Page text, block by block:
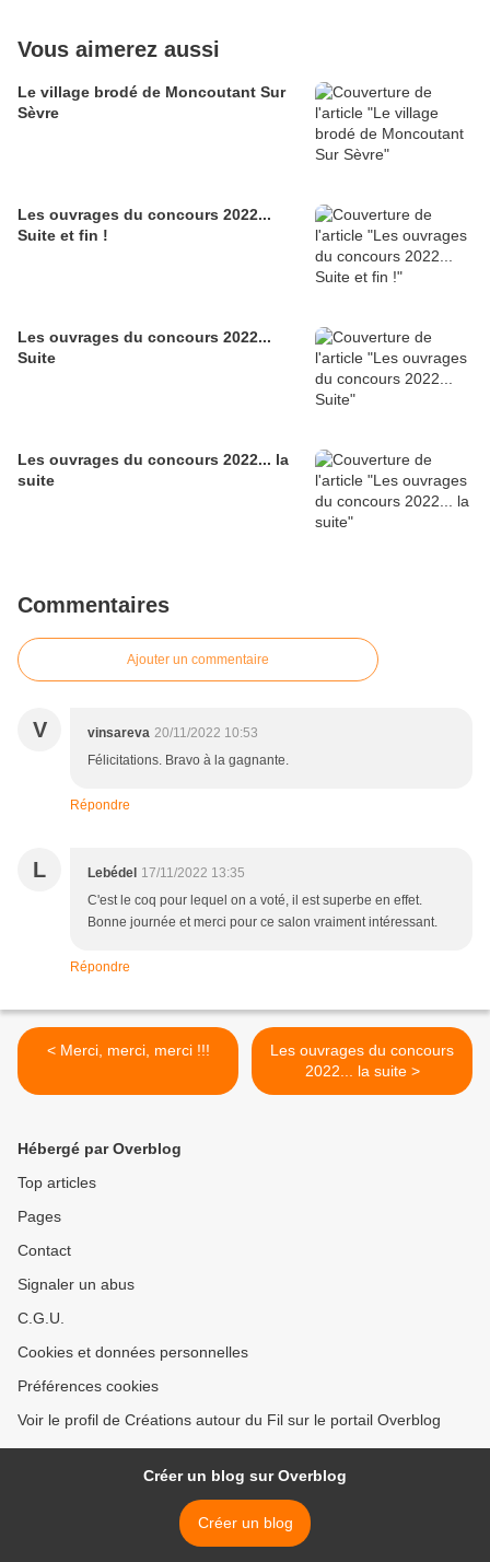
Vous aimerez aussi
Le village brodé de Moncoutant Sur
Sèvre
Les ouvrages du concours 2022...
Suite et fin !
Les ouvrages du concours 2022...
Suite
Les ouvrages du concours 2022... la
suite
Commentaires
Ajouter un commentaire
V vinsareva 20/11/2022 10:53
Félicitations. Bravo à la gagnante.
Répondre
L Lebédel 17/11/2022 13:35
C'est le coq pour lequel on a voté, il est superbe en effet.
Bonne journée et merci pour ce salon vraiment intéressant.
Répondre
< Merci, merci, merci !!!
Les ouvrages du concours
2022... la suite >
Hébergé par Overblog
Top articles
Pages
Contact
Signaler un abus
C.G.U.
Cookies et données personnelles
Préférences cookies
Voir le profil de Créations autour du Fil sur le portail Overblog
Créer un blog sur Overblog
Créer un blog